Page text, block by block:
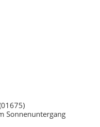
Sonnenuntergang